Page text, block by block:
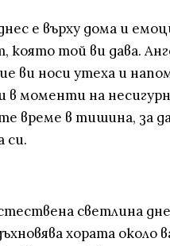
е върху дома и
която той ви дава.
ви носи утеха и
в моменти на
време в тишина, за
си.
светлина
хората около